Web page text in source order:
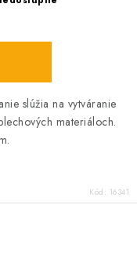
slúžia na vytváranie
materiáloch.
Kód: 16341